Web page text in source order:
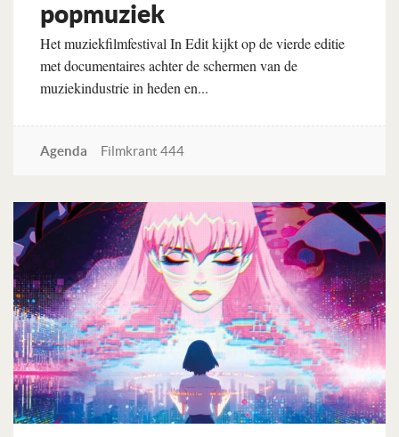
popmuziek
Het muziekfilmfestival In Edit kijkt op de vierde editie
met documentaires achter de schermen van de
muziekindustrie in heden en...
Agenda Filmkrant 444
Lees verder